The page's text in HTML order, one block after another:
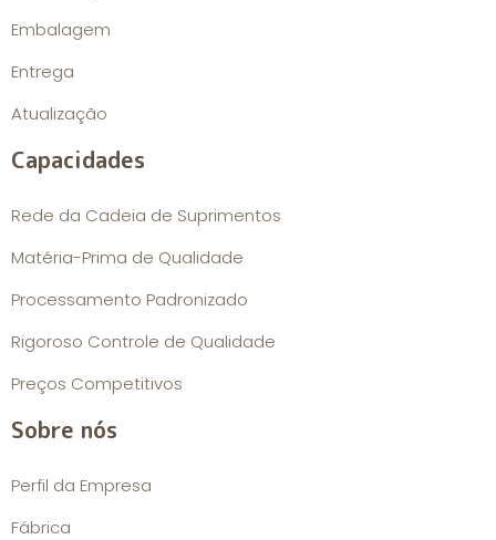
Embalagem
Entrega
Atualização
Capacidades
Rede da Cadeia de Suprimentos
Matéria-Prima de Qualidade
Processamento Padronizado
Rigoroso Controle de Qualidade
Preços Competitivos
Sobre nós
Perfil da Empresa
Fábrica